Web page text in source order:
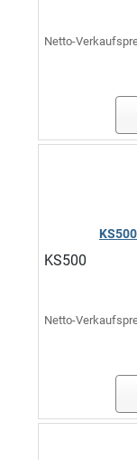
Netto-
KS500
Netto-